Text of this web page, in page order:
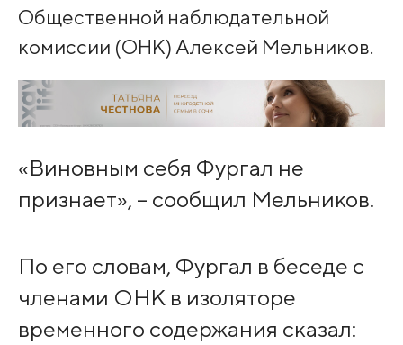
Общественной наблюдательной
комиссии (ОНК) Алексей Мельников.
«Виновным себя Фургал не
признает», – сообщил Мельников.
По его словам, Фургал в беседе с
членами ОНК в изоляторе
временного содержания сказал: